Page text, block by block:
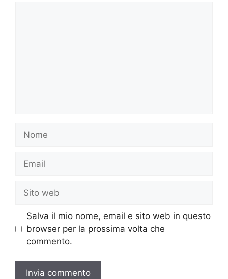
Nome
Email
Sito
web
Salva il mio nome, email e sito web in questo
browser per la prossima volta che
commento.